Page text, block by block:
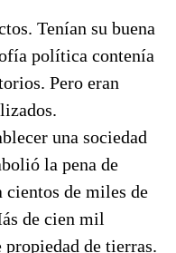
Tenían su buena
política contenía
Pero eran
una sociedad
la pena de
de miles de
de cien mil
de tierras.